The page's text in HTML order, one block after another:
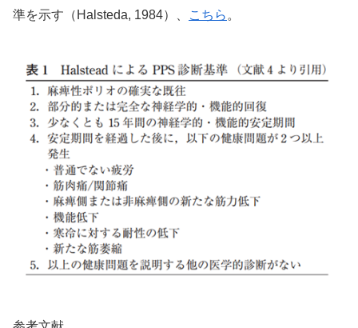
準を示す（Halsteda, 1984）、
こちら 。